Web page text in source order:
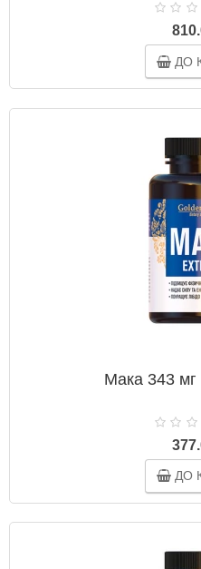
ДО
Мака 343
ДО